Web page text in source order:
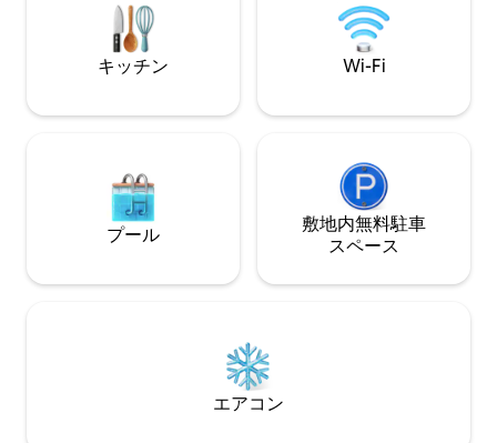
が多数あり、玄関先にはコンビニとフィ
リピン式朝食店があります。 3. 当社ハウ
スの住宅街にはプールがあります（無料
でご利用いただけます）。 4. 24時間体制
可能） 5. キッチン、電子レンジ、オーブ
す。 7. 清掃スタッフがおり、1時間あたり
150ペソです。 8. 発電機を完備 宿泊施設
のスペース 家具が揃ったアパートで、快
適な家のすべてがお好きになるはずで
一人旅の方、出張の方、カップル、ご家
ています（4名様までご宿泊可能）。 🏖️
キッチンには電子レンジ、冷蔵庫、食器
が備わっています 🏖️電気ポット 🏖️清潔な
バスルーム（シャンプー、ボディソー
キッチン Wi-Fi
プール
敷地内無料駐⁠車
ス⁠ペ⁠ー⁠ス
エアコン